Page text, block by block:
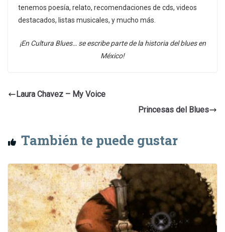
tenemos poesía, relato, recomendaciones de cds, videos
destacados, listas musicales, y mucho más.
¡En Cultura Blues… se escribe parte de la historia del blues en
México!
Laura Chavez – My Voice
Princesas del Blues
También te puede gustar